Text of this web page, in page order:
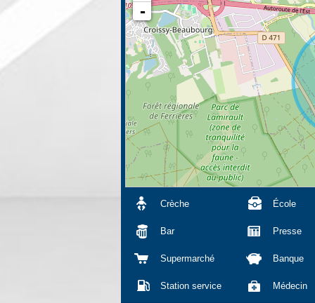
-
Crèche École
Bar Presse
Supermarché Banque
Station service Médecin